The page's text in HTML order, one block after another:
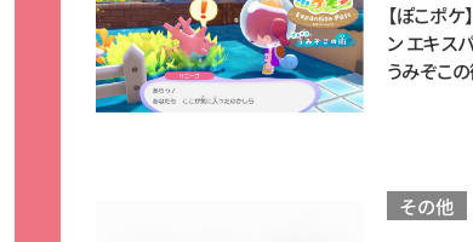
【ぽこポ
ン エキス
うみぞこ
その他